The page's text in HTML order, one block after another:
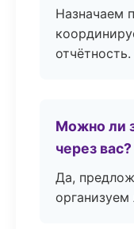
Назначаем
отчётность.
Можно ли
через вас?
Да,
организуем